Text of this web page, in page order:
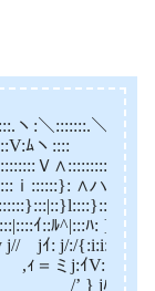
:::::::.＼
ヽ::::
∧:::::::::::.,
∧ハ:::::Vﾆ
^|:::ﾊ:
j/:/{:i:i:i:i:i_ﾉ´
ｲV::::ﾄ､／
:∧:i.ヽ